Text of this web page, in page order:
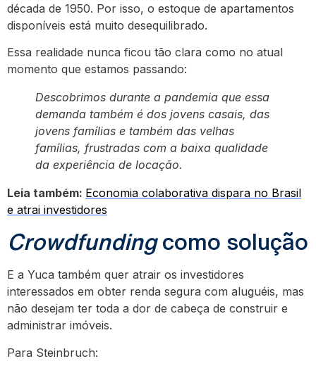
década de 1950. Por isso, o estoque de apartamentos
disponíveis está muito desequilibrado.
Essa realidade nunca ficou tão clara como no atual
momento que estamos passando:
Descobrimos durante a pandemia que essa
demanda também é dos jovens casais, das
jovens famílias e também das velhas
famílias, frustradas com a baixa qualidade
da experiência de locação.
Leia também: Economia colaborativa dispara no Brasil
e atrai investidores
Crowdfundingcomo solução
E a Yuca também quer atrair os investidores
interessados em obter renda segura com aluguéis, mas
não desejam ter toda a dor de cabeça de construir e
administrar imóveis.
Para Steinbruch: